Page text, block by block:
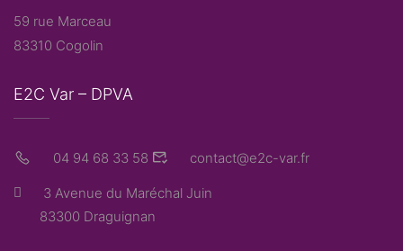
59 rue Marceau
83310 Cogolin
E2C Var – DPVA
04 94 68 33 58 contact@e2c-var.fr
3 Avenue du Maréchal Juin
83300 Draguignan